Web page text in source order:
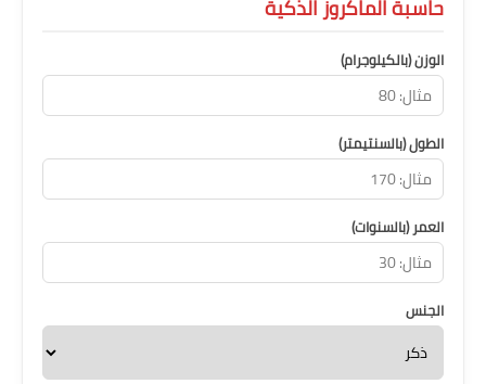
حاسبة الماكروز الذكية
الوزن (بالكيلوجرام)
الطول (بالسنتيمتر)
العمر (بالسنوات)
الجنس